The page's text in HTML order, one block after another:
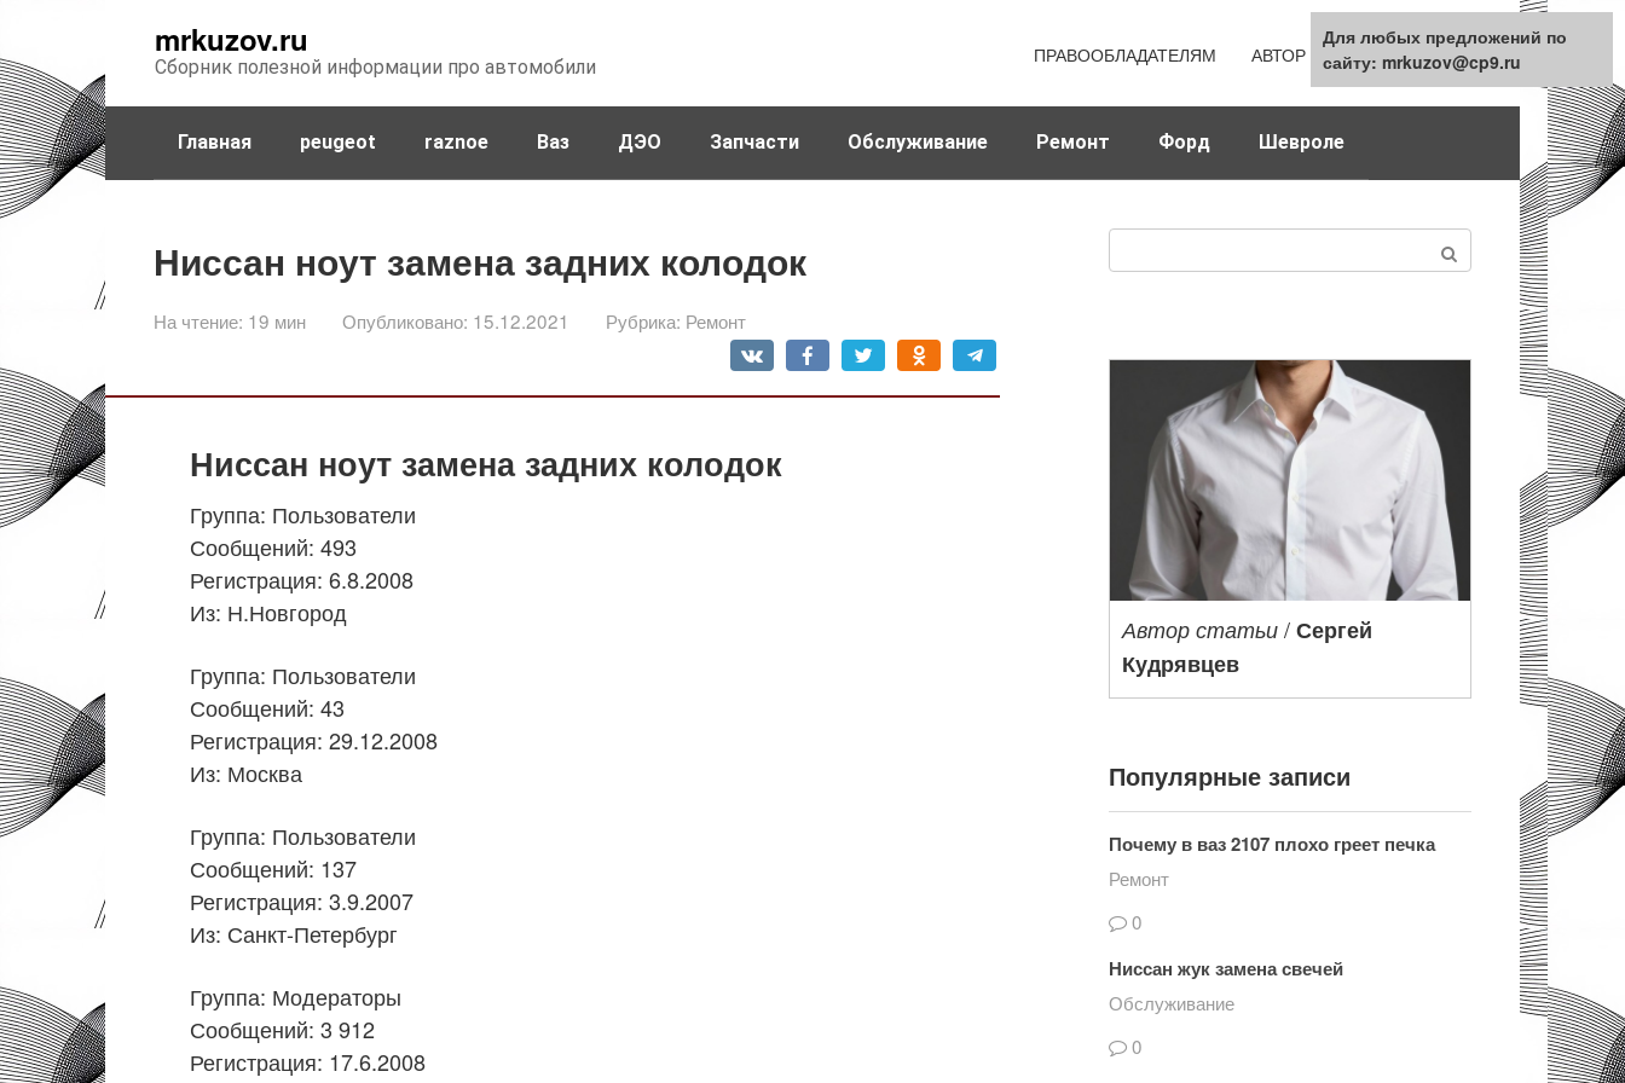
контенту
mrkuzov.ru
Сборник полезной информации про автомобили
ПРАВООБЛАДАТЕЛЯМ АВТОР КАРТА САЙТА
Главная peugeot raznoe Ваз ДЭО Запчасти Обслуживание Ремонт Форд Шевроле
Ниссан ноут замена задних колодок
На чтение: 19 мин Опубликовано: 15.12.2021 Рубрика: Ремонт
Ниссан ноут замена задних колодок
Группа: Пользователи
Сообщений: 493
Регистрация: 6.8.2008
Из: Н.Новгород
Группа: Пользователи
Сообщений: 43
Регистрация: 29.12.2008
Из: Москва
Группа: Пользователи
Сообщений: 137
Регистрация: 3.9.2007
Из: Санкт-Петербург
Группа: Модераторы
Сообщений: 3 912
Регистрация: 17.6.2008
Автор статьи /Сергей
Кудрявцев
Популярные записи
Почему в ваз 2107 плохо греет печка
Ремонт
0
Ниссан жук замена свечей
Обслуживание
0
Для любых предложений по
сайту: mrkuzov@cp9.ru
Для любых предложений по
сайту: mrkuzov@cp9.ru